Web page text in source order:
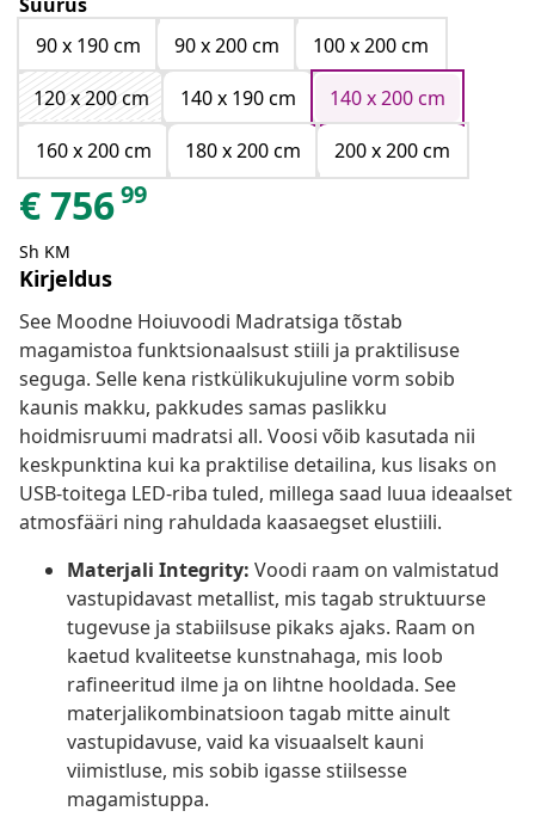
90 x 190 cm
90 x 200 cm
100 x 200 cm
120 x 200 cm
140 x 190 cm
140 x 200 cm
160 x 200 cm
180 x 200 cm 200 x 200 cm
€75699
Sh KM
Kirjeldus
See Moodne Hoiuvoodi Madratsiga tõstab
magamistoa funktsionaalsust stiili ja praktilisuse
seguga. Selle kena ristkülikukujuline vorm sobib
kaunis makku, pakkudes samas paslikku
hoidmisruumi madratsi all. Voosi võib kasutada nii
keskpunktina kui ka praktilise detailina, kus lisaks on
USB-toitega LED-riba tuled, millega saad luua ideaalset
atmosfääri ning rahuldada kaasaegset elustiili.
Materjali Integrity: Voodi raam on valmistatud
vastupidavast metallist, mis tagab struktuurse
tugevuse ja stabiilsuse pikaks ajaks. Raam on
kaetud kvaliteetse kunstnahaga, mis loob
rafineeritud ilme ja on lihtne hooldada. See
materjalikombinatsioon tagab mitte ainult
vastupidavuse, vaid ka visuaalselt kauni
viimistluse, mis sobib igasse stiilsesse
magamistuppa.